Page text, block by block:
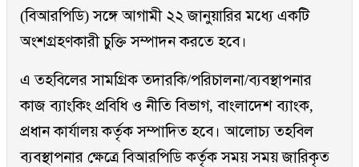
(বিআরপিডি) সঙ্গে আগামী ২২ জানুয়ারির মধ্যে একটি
অংশগ্রহণকারী চুক্তি সম্পাদন করতে হবে।
এ তহবিলের সামগ্রিক তদারকি/পরিচালনা/ব্যবস্থাপনার
কাজ ব্যাংকিং প্রবিধি ও নীতি বিভাগ, বাংলাদেশ ব্যাংক,
প্রধান কার্যালয় কর্তৃক সম্পাদিত হবে। আলোচ্য তহবিল
ব্যবস্থাপনার ক্ষেত্রে বিআরপিডি কর্তৃক সময় সময় জারিকৃত